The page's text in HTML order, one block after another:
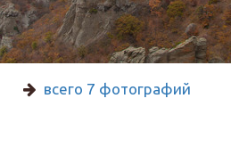
всего 7 фотографий